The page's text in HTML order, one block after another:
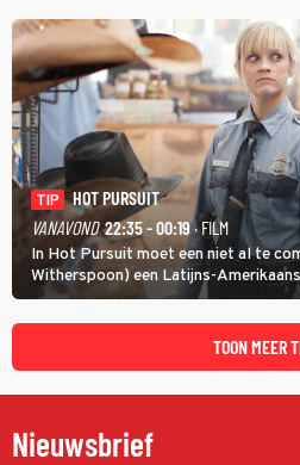
met een oude zaak.
TIP
HOT PURSUIT
VANAVOND 22:35 - 00:19· FILM
In Hot Pursuit moet een niet al te
Witherspoon) een Latijns-
Vergara) beschermen tegen
maffiatypes.
TOON MEER
Nieuwsbrief